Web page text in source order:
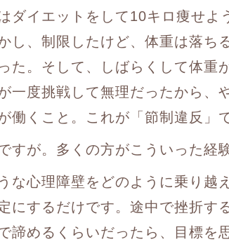
ダイエットをして10キロ痩せよ
し、制限したけど、体重は落ち
た。そして、しばらくして体重
一度挑戦して無理だったから、
働くこと。これが「節制違反」
すが。多くの方がこういった経
な心理障壁をどのように乗り
にするだけです。途中で挫折す
諦めるくらいだったら、目標を